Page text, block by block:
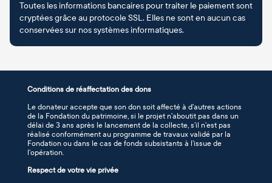
Toutes les informations bancaires pour traiter le paiement sont
cryptées grâce au protocole SSL. Elles ne sont en aucun cas
conservées sur nos systèmes informatiques.
Conditions de réaffectation des dons
Le donateur accepte que son don soit affecté à d’autres actions
de la Fondation du patrimoine, si le projet n’aboutit pas dans un
délai de 3 ans après le lancement de la collecte, s’il n’est pas
réalisé conformément au programme de travaux validé par la
Fondation ou dans le cas de fonds subsistants à l’issue de
l’opération.
Respect de votre vie privée